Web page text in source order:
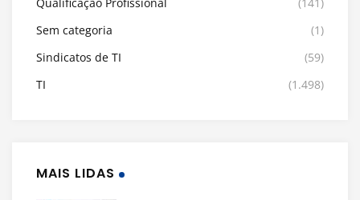
Sem categoria
(1)
Sindicatos de TI
(59)
TI
(1.498)
MAIS LIDAS